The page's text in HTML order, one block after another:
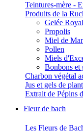
Teintures-mère -
Produits de la
Gelée
Propolis
Miel de
Pollen
Miels
Bonbons et
Charbon végétal
Jus et gels de
Extrait de Pépins
Fleur de bach
Les Fleurs de